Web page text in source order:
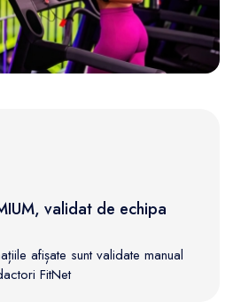
validat de echipa
afișate sunt validate manual
FitNet